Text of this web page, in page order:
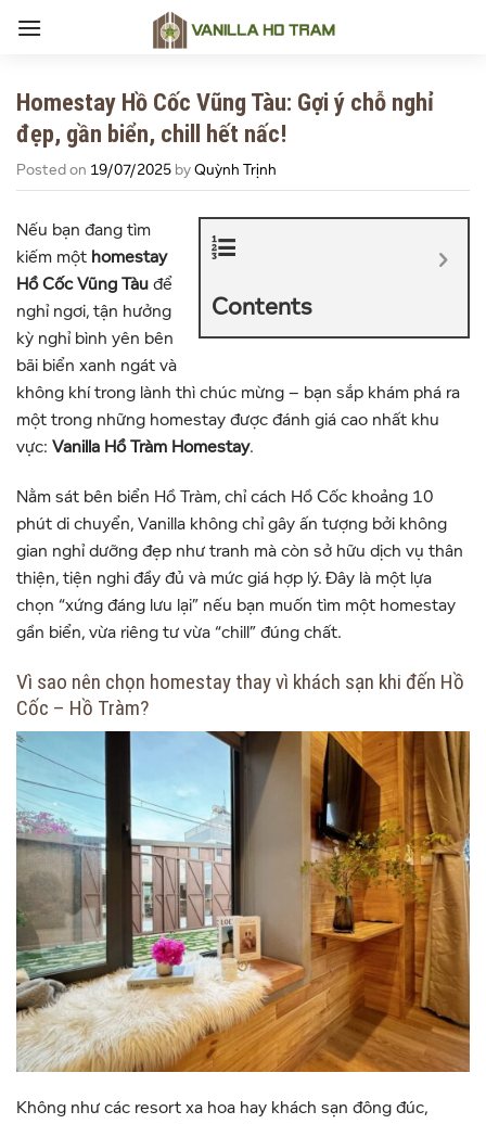
Homestay Hồ Cốc Vũng Tàu: Gợi ý chỗ nghỉ
đẹp, gần biển, chill hết nấc!
Posted on 19/07/2025 byQuỳnh Trịnh
Contents
Nếu bạn đang tìm
kiếm một homestay
Hồ Cốc Vũng Tàu để
nghỉ ngơi, tận hưởng
kỳ nghỉ bình yên bên
bãi biển xanh ngát và
không khí trong lành thì chúc mừng – bạn sắp khám phá ra
một trong những homestay được đánh giá cao nhất khu
vực: Vanilla Hồ Tràm Homestay.
Nằm sát bên biển Hồ Tràm, chỉ cách Hồ Cốc khoảng 10
phút di chuyển, Vanilla không chỉ gây ấn tượng bởi không
gian nghỉ dưỡng đẹp như tranh mà còn sở hữu dịch vụ thân
thiện, tiện nghi đầy đủ và mức giá hợp lý. Đây là một lựa
chọn “xứng đáng lưu lại” nếu bạn muốn tìm một homestay
gần biển, vừa riêng tư vừa “chill” đúng chất.
Vì sao nên chọn homestay thay vì khách sạn khi đến Hồ
Cốc – Hồ Tràm?
Không như các resort xa hoa hay khách sạn đông đúc,